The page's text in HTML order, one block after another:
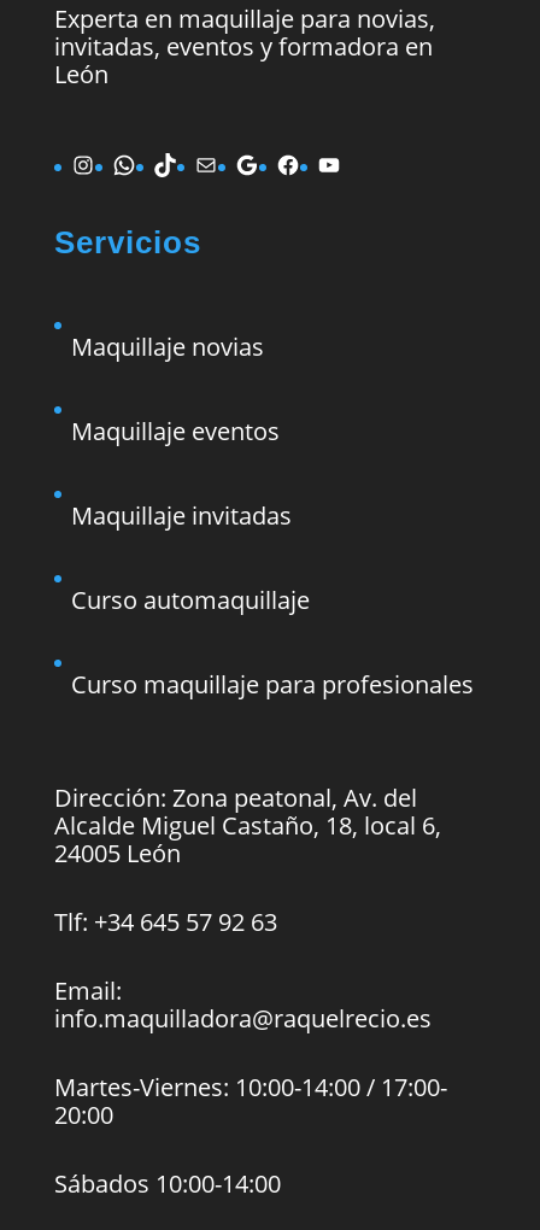
Experta en maquillaje para novias,
invitadas, eventos y formadora en
León
Instagram
WhatsApp
TikTokCorreo electrónico
GoogleFacebook
YouTube
Servicios
Maquillaje novias
Maquillaje eventos
Maquillaje invitadas
Curso automaquillaje
Curso maquillaje para profesionales
Dirección: Zona peatonal, Av. del
Alcalde Miguel Castaño, 18, local 6,
24005 León
Tlf: +34 645 57 92 63
Email:
info.maquilladora@raquelrecio.es
Martes-Viernes: 10:00-14:00 / 17:00-
20:00
Sábados 10:00-14:00